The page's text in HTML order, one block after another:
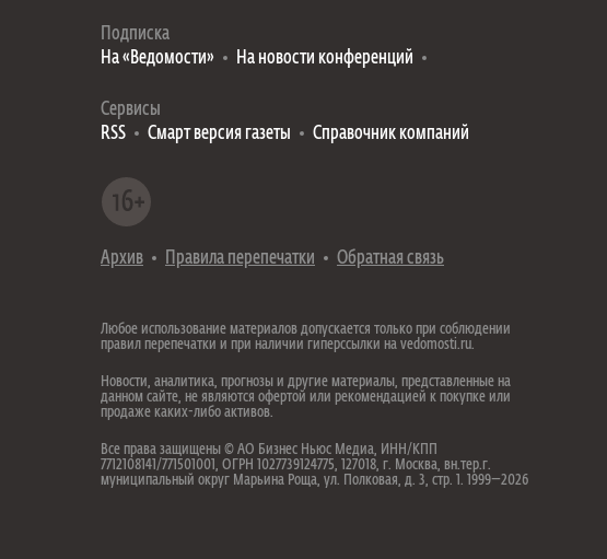
Подписка
На «Ведомости»
На новости конференций
Сервисы
RSS
Смарт версия газеты Справочник компаний
Архив Правила перепечатки Обратная связь
Любое использование материалов допускается только при соблюдении
правил перепечатки и при наличии гиперссылки на vedomosti.ru.
Новости, аналитика, прогнозы и другие материалы, представленные на
данном сайте, не являются офертой или рекомендацией к покупке или
продаже каких-либо активов.
Все права защищены © АО Бизнес Ньюс Медиа, ИНН/КПП
7712108141/771501001, ОГРН 1027739124775, 127018, г. Москва, вн.тер.г.
муниципальный округ Марьина Роща, ул. Полковая, д. 3, стр. 1. 1999—2026